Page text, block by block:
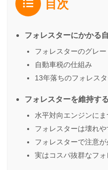
目次
フォレスターにかかる
フォレスターのグレ
自動車税の仕組み
13年落ちのフォレス
フォレスターを維持す
水平対向エンジンに
フォレスターは壊れ
フォレスターで注意
実はコスパ抜群なフォ